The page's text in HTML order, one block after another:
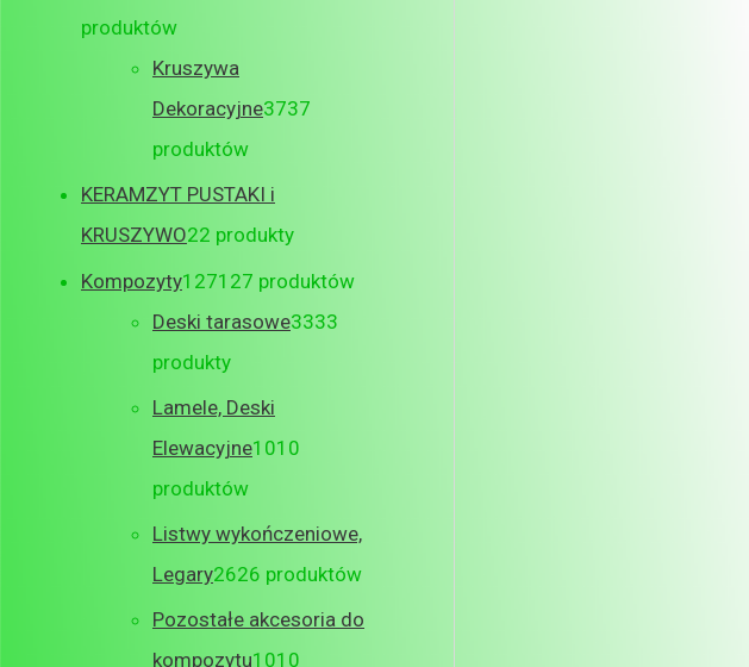
produktów
Kruszywa
Dekoracyjne3737
produktów
KERAMZYT PUSTAKI i
KRUSZYWO22 produkty
Kompozyty127127 produktów
Deski tarasowe3333
produkty
Lamele, Deski
Elewacyjne1010
produktów
Listwy wykończeniowe,
Legary2626 produktów
Pozostałe akcesoria do
kompozytu1010